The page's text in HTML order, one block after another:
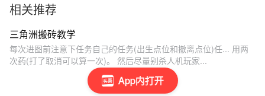
App内打开
相关推荐
三角洲搬砖教学
每次进图前注意下任务自己的任务(出生点位和撤离点位)任... 用两
次药(打了取消可以算一次)。 然后尽量别杀人机玩家...